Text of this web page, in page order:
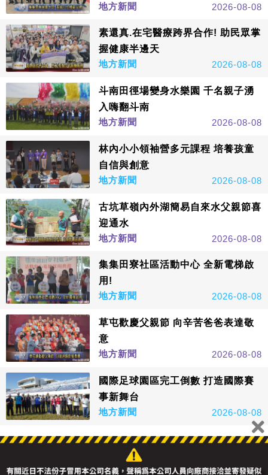
地方新聞
2026-08-08
素還真.在宅醫療跨界合作! 助民眾掌
握健康半邊天
地方新聞
2026-08-08
斗南田徑場變身水樂園 千名親子湧
入嗨翻斗南
地方新聞
2026-08-08
林內小小領袖營多元課程 培養孩童
自信與創意
地方新聞
2026-08-08
古坑草嶺內外湖簡易自來水父親節喜
迎通水
地方新聞
2026-08-08
集集田寮社區活動中心 全新電梯啟
用!
地方新聞
2026-08-08
草屯歡慶父親節 向辛苦爸爸表達敬
意
地方新聞
2026-08-08
國際足球園區完工倒數 打造國際賽
事新舞台
地方新聞
2026-08-08
看更多